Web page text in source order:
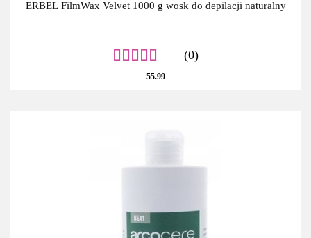
ERBEL FilmWax Velvet 1000 g wosk do depilacji naturalny
(0)
55.99